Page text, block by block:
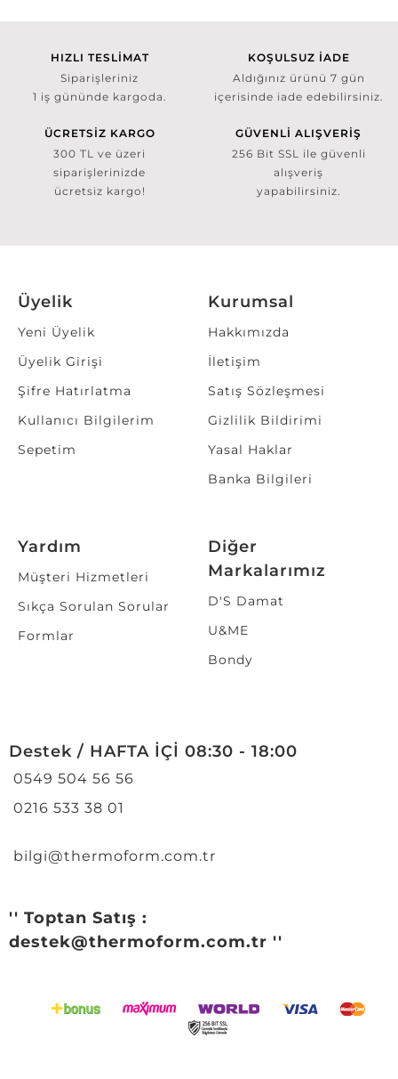
HIZLI TESLİMAT
Siparişleriniz
1 iş gününde kargoda.
KOŞULSUZ İADE
Aldığınız ürünü 7 gün
içerisinde iade edebilirsiniz.
ÜCRETSİZ KARGO
300 TL ve üzeri
siparişlerinizde
ücretsiz kargo!
GÜVENLİ ALIŞVERİŞ
256 Bit SSL ile güvenli
alışveriş
yapabilirsiniz.
Üyelik
Yeni Üyelik
Üyelik Girişi
Şifre Hatırlatma
Kullanıcı Bilgilerim
Sepetim
Kurumsal
Hakkımızda
İletişim
Satış Sözleşmesi
Gizlilik Bildirimi
Yasal Haklar
Banka Bilgileri
Yardım
Müşteri Hizmetleri
Sıkça Sorulan Sorular
Formlar
Diğer
Markalarımız
D'S Damat
U&ME
Bondy
Destek / HAFTA İÇİ 08:30 - 18:00
0549 504 56 56
0216 533 38 01
bilgi@thermoform.com.tr
'' Toptan Satış :
destek@thermoform.com.tr ''